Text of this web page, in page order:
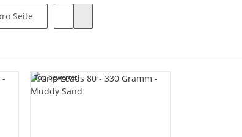
Seite
Top bewertet